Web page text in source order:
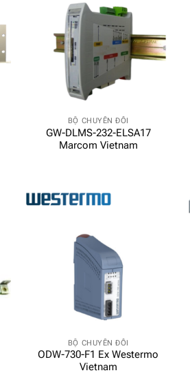
BỘ CHUYỂN ĐỔI
GW-DLMS-232-ELSA17
Marcom Vietnam
BỘ CHUYỂN ĐỔI
ODW-730-F1 Ex Westermo
Vietnam